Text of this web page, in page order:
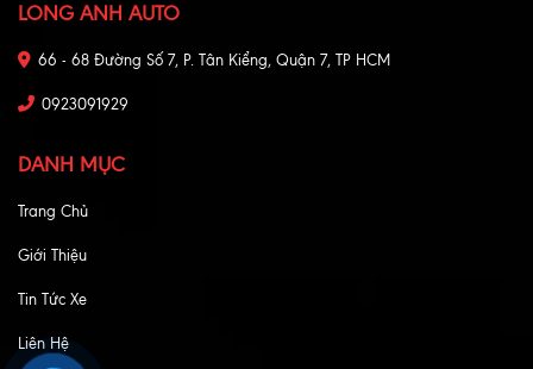
LONG ANH AUTO
66 - 68 Đường Số 7, P. Tân Kiểng, Quận 7, TP HCM
0923091929
DANH MỤC
Trang Chủ
Giới Thiệu
Tin Tức Xe
Liên Hệ